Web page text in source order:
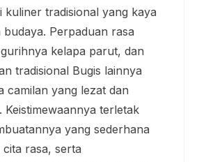
kuliner tradisional yang kaya
Perpaduan rasa
kelapa parut, dan
tradisional Bugis lainnya
camilan yang lezat dan
Keistimewaannya terletak
yang sederhana
rasa, serta